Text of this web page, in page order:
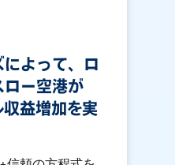
よって、ロ
ー空港が
益増加を実